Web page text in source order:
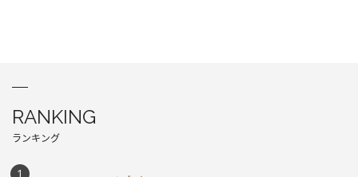
RANKING
ランキング